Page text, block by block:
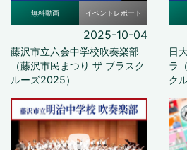
無料動画 イベントレポート
2025-10-04
藤沢市立六会中学校吹奏楽部
（藤沢市民まつり ザ ブラスク
ルーズ2025）
日
ラ
ク